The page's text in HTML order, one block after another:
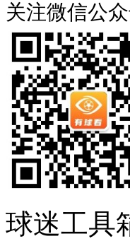
关注微信公
球迷工具